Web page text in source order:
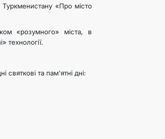
Туркменистану «Про місто
«розумного» міста, в
технології.
святкові та пам'ятні дні: